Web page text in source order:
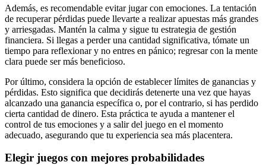
Además, es recomendable evitar jugar con emociones. La tentación
de recuperar pérdidas puede llevarte a realizar apuestas más grandes
y arriesgadas. Mantén la calma y sigue tu estrategia de gestión
financiera. Si llegas a perder una cantidad significativa, tómate un
tiempo para reflexionar y no entres en pánico; regresar con la mente
clara puede ser más beneficioso.
Por último, considera la opción de establecer límites de ganancias y
pérdidas. Esto significa que decidirás detenerte una vez que hayas
alcanzado una ganancia específica o, por el contrario, si has perdido
cierta cantidad de dinero. Esta práctica te ayuda a mantener el
control de tus emociones y a salir del juego en el momento
adecuado, asegurando que tu experiencia sea más placentera.
Elegir juegos con mejores probabilidades